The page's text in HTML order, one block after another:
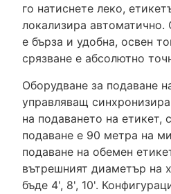
го натиснете леко,
локализира автоматично.
е бърза и удобна, освен
срязване е абсолютно
Оборудване за подаване
управляващ
на подаването на етикет,
подаване е 90 метра на
подаване на обемен
вътрешният диаметър на
бъде 4', 8', 10'.